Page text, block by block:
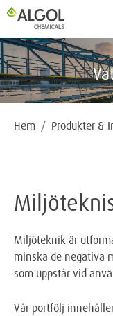
Hem Produkter &
Miljöteknik är
minska de negativa
som uppstår vid
Vår portfölj